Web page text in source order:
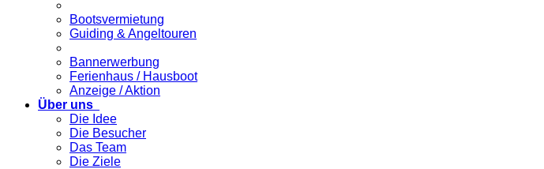
Bootsvermietung
Guiding & Angeltouren
Bannerwerbung
Ferienhaus / Hausboot
Anzeige / Aktion
Über uns
Die Idee
Die Besucher
Das Team
Die Ziele